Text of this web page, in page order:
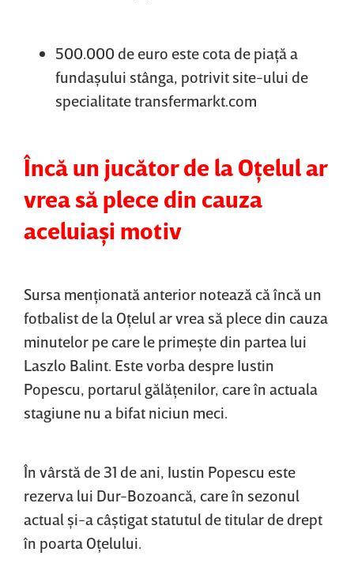
500.000 de euro este cota de piaţă a
fundaşului stânga, potrivit site-ului de
specialitate transfermarkt.com
Încă un jucător de la Oţelul ar
vrea să plece din cauza
aceluiaşi motiv
Sursa menţionată anterior notează că încă un
fotbalist de la Oţelul ar vrea să plece din cauza
minutelor pe care le primeşte din partea lui
Laszlo Balint. Este vorba despre Iustin
Popescu, portarul gălăţenilor, care în actuala
stagiune nu a bifat niciun meci.
În vârstă de 31 de ani, Iustin Popescu este
rezerva lui Dur-Bozoancă, care în sezonul
actual şi-a câştigat statutul de titular de drept
în poarta Oţelului.